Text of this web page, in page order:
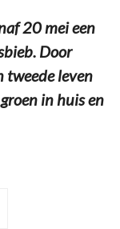
20 mei een
Door
tweede leven
in huis en